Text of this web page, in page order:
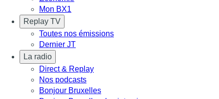
Mon BX1
Replay TV
Toutes nos émissions
Dernier JT
La radio
Direct & Replay
Nos podcasts
Bonjour Bruxelles